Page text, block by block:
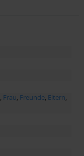
, Frau, Freunde, Eltern,